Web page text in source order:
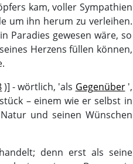
kam, voller Sympathien
um ihn herum zu verleihen.
Paradies gewesen wäre, so
Herzens füllen können,
)] - wörtlich, 'als Gegenüber',
– einem wie er selbst in
und seinen Wünschen
denn erst als seine